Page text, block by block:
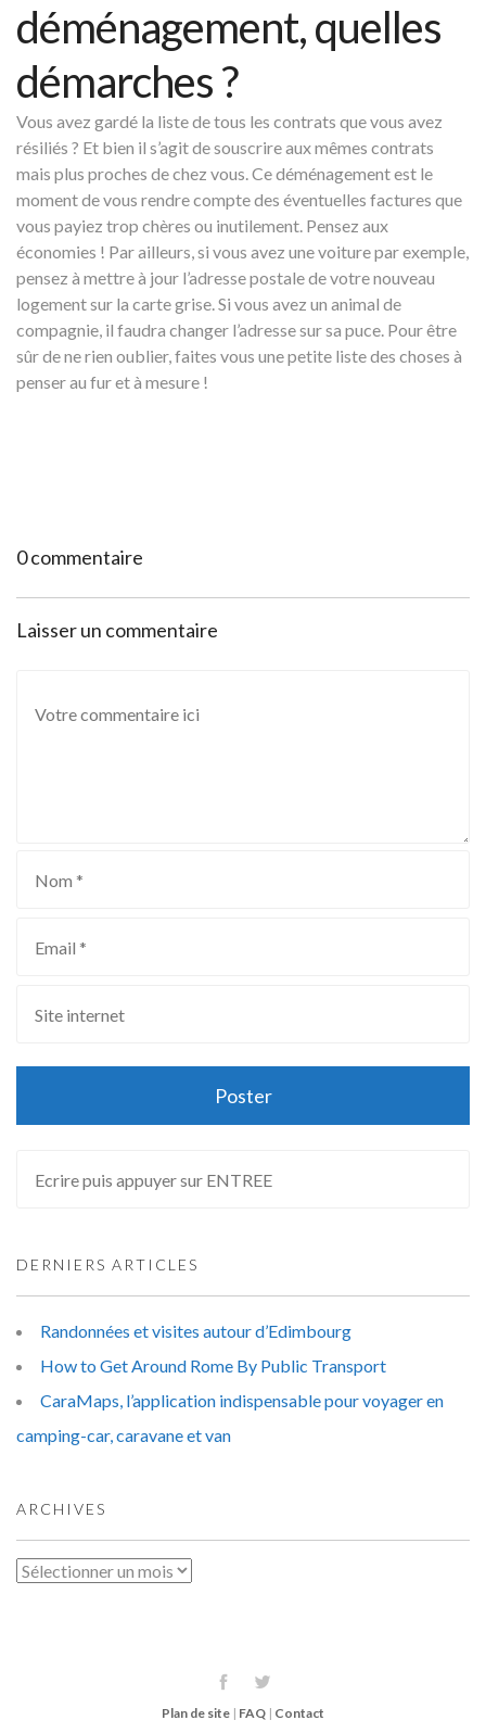
déménagement, quelles
démarches ?
Vous avez gardé la liste de tous les contrats que vous avez
résiliés ? Et bien il s’agit de souscrire aux mêmes contrats
mais plus proches de chez vous. Ce déménagement est le
moment de vous rendre compte des éventuelles factures que
vous payiez trop chères ou inutilement. Pensez aux
économies ! Par ailleurs, si vous avez une voiture par exemple,
pensez à mettre à jour l’adresse postale de votre nouveau
logement sur la carte grise. Si vous avez un animal de
compagnie, il faudra changer l’adresse sur sa puce. Pour être
sûr de ne rien oublier, faites vous une petite liste des choses à
penser au fur et à mesure !
0 commentaire
Laisser un commentaire
DERNIERS ARTICLES
Randonnées et visites autour d’Edimbourg
How to Get Around Rome By Public Transport
CaraMaps, l’application indispensable pour voyager en
camping-car, caravane et van
ARCHIVES
Archives
Plan de site | FAQ | Contact